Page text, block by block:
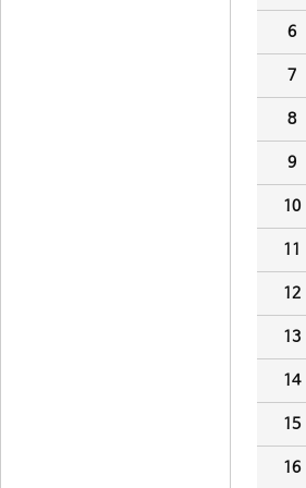
6
7
8
9
10
11
12
13
14
15
16